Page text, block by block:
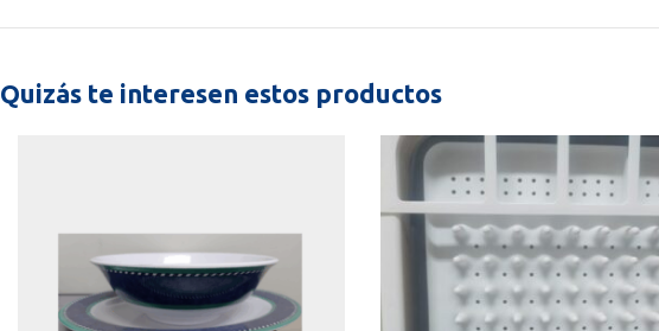
Quizás te interesen estos productos